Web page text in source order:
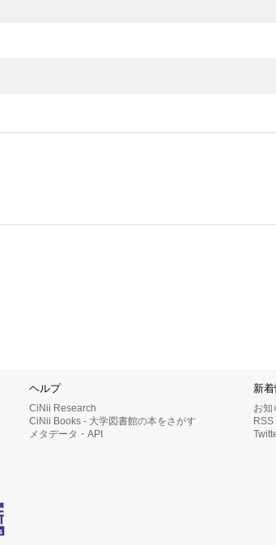
ヘルプ
CiNii Research
CiNii Books - 大学図書館の本をさがす
メタデータ・API
新
お知
RSS